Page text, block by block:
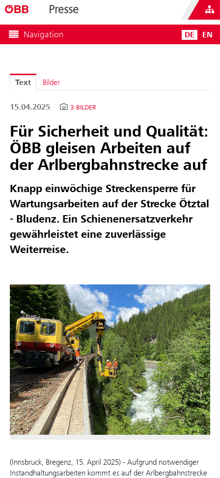
Presse
Navigation DE EN
Text Bilder
15.04.2025 3 BILDER
Für Sicherheit und Qualität:
ÖBB gleisen Arbeiten auf
der Arlbergbahnstrecke auf
Knapp einwöchige Streckensperre für
Wartungsarbeiten auf der Strecke Ötztal
- Bludenz. Ein Schienenersatzverkehr
gewährleistet eine zuverlässige
Weiterreise.
(Innsbruck, Bregenz, 15. April 2025) - Aufgrund notwendiger
Instandhaltungsarbeiten kommt es auf der Arlbergbahnstrecke